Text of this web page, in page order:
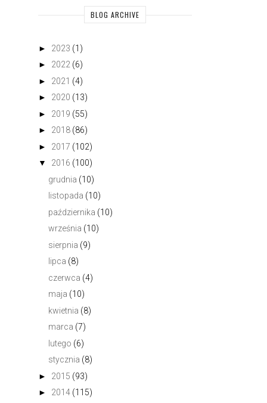
BLOG ARCHIVE
► 2023 (1)
► 2022 (6)
► 2021 (4)
► 2020 (13)
► 2019 (55)
► 2018 (86)
► 2017 (102)
▼
2016 (100)
grudnia (10)
listopada (10)
października (10)
września (10)
sierpnia (9)
lipca (8)
czerwca (4)
maja (10)
kwietnia (8)
marca (7)
lutego (6)
stycznia (8)
► 2015 (93)
► 2014 (115)